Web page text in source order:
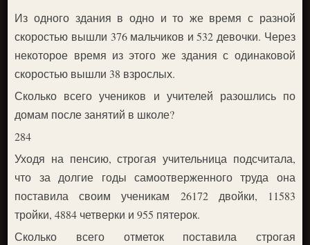
Из одного здания в одно и то же время с разной
скоростью вышли 376 мальчиков и 532 девочки. Через
некоторое время из этого же здания с одинаковой
скоростью вышли 38 взрослых.
Сколько всего учеников и учителей разошлись по
домам после занятий в школе?
284
Уходя на пенсию, строгая учительница подсчитала,
что за долгие годы самоотверженного труда она
поставила своим ученикам 26172 двойки, 11583
тройки, 4884 четверки и 955 пятерок.
Сколько всего отметок поставила строгая